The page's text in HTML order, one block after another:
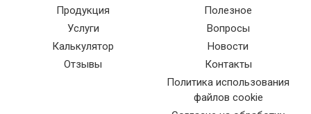
Продукция
Услуги
Калькулятор
Отзывы
Полезное
Вопросы
Новости
Контакты
Политика использования
файлов cookie